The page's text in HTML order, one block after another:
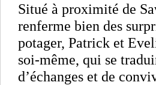
Situé à proximité de
renferme bien des
potager, Patrick et
soi-même, qui se
d’échanges et de